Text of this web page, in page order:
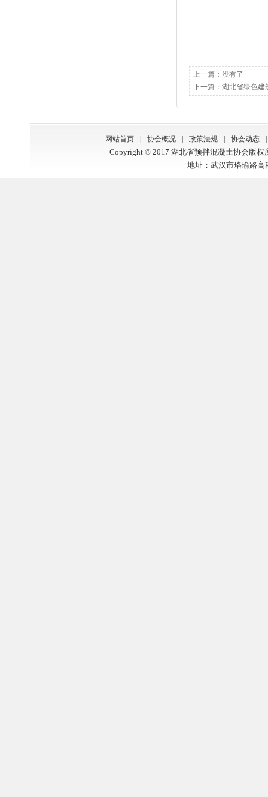
上一篇：没有了
下一篇： 湖北省绿色建
网站首页 协会概况 政策法规 协会动态
Copyright © 2017 湖北省预拌混凝土协会版权
地址：武汉市珞瑜路高